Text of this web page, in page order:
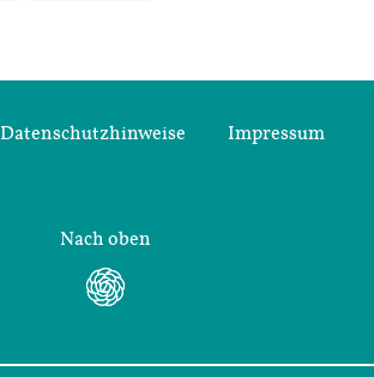
Datenschutzhinweise Impressum
Nach oben